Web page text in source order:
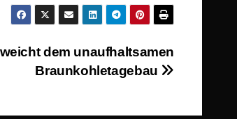
dem unaufhaltsamen
Braunkohletagebau